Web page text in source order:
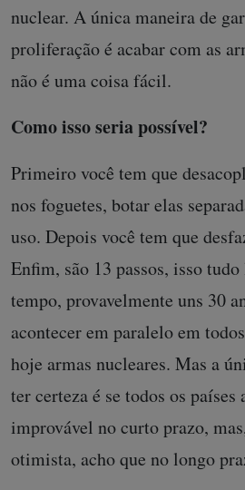
nuclear. A única maneira de
proliferação é acabar com as
não é uma coisa fácil.
Como isso seria possível?
Primeiro você tem que
nos foguetes, botar elas
uso. Depois você tem que
Enfim, são 13 passos, isso
tempo, provavelmente uns 30
acontecer em paralelo em
hoje armas nucleares. Mas a
ter certeza é se todos os países
improvável no curto prazo,
otimista, acho que no longo